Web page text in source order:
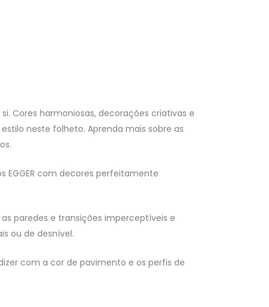
Cores harmoniosas, decorações criativas e
neste folheto. Aprenda mais sobre as
EGGER com decores perfeitamente
paredes e transições imperceptíveis e
ou de desnível.
com a cor de pavimento e os perfis de